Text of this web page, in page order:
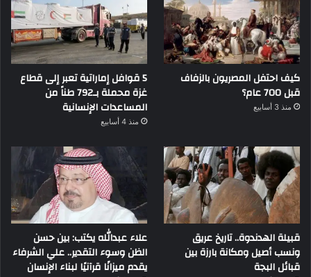
كيف احتفل المصريون بالزفاف
قبل 700 عام؟
منذ 3 أسابيع
5 قوافل إماراتية تعبر إلى قطاع
غزة محملة بـ792 طناً من
المساعدات الإنسانية
منذ 4 أسابيع
قبيلة الهدندوة.. تاريخ عريق
ونسب أصيل ومكانة بارزة بين
قبائل البجة
علاء عبدالله يكتب: بين حسن
الظن وسوء التقدير.. علي الشرفاء
يقدم ميزانًا قرآنيًا لبناء الإنسان